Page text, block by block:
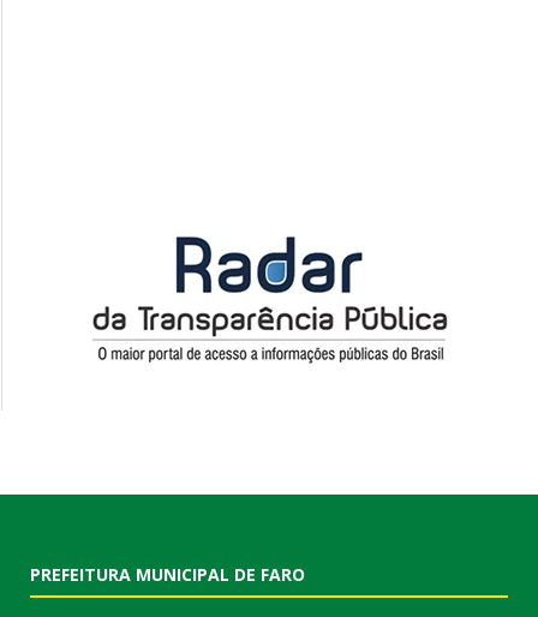
PREFEITURA MUNICIPAL DE FARO